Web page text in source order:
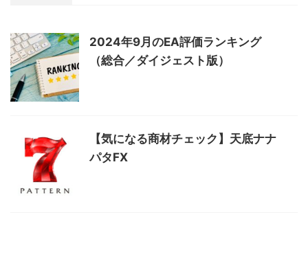
2024年9月のEA評価ランキング
（総合／ダイジェスト版）
【気になる商材チェック】天底ナナ
パタFX